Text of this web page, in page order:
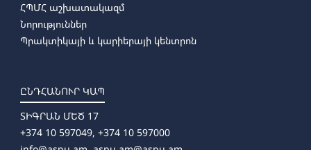
ՀՊՄՀ աշխատակազմ
Նորություններ
Պրակտիկայի և կարիերայի կենտրոն
ԸՆԴՀԱՆՈՒՐ ԿԱՊ
ՏԻԳՐԱՆ ՄԵԾ 17
+374 10 597049, +374 10 597000